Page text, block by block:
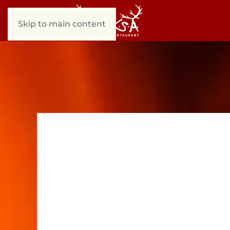
Skip to main content